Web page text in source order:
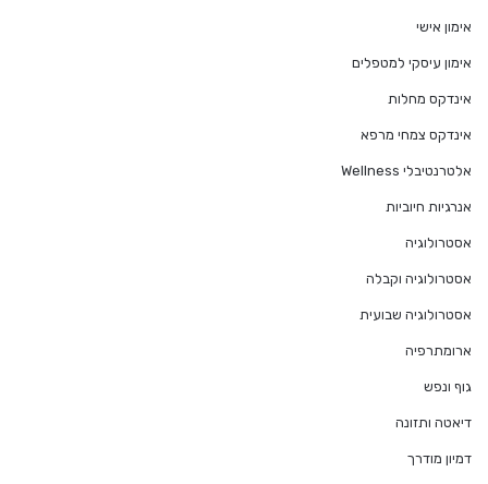
אימון אישי
אימון עיסקי למטפלים
אינדקס מחלות
אינדקס צמחי מרפא
אלטרנטיבלי Wellness
אנרגיות חיוביות
אסטרולוגיה
אסטרולוגיה וקבלה
אסטרולוגיה שבועית
ארומתרפיה
גוף ונפש
דיאטה ותזונה
דמיון מודרך